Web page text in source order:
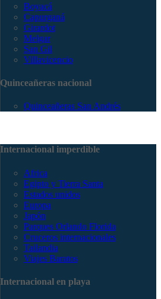
Boyacá
Capurganá
Girardot
Melgar
San Gil
Villavicencio
Quinceañeras nacional
Quinceañeras San Andrés
Internacional imperdible
Africa
Egipto y Tierra Santa
Estados unidos
Europa
Japón
Parques Orlando Florida
Cruceros internacionales
Tailandia
Viajes Baratos
Internacional en playa